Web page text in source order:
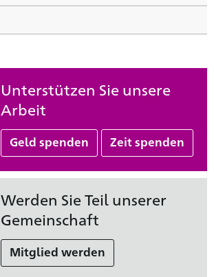
Unterstützen Sie unsere
Arbeit
Geld spenden Zeit spenden
Werden Sie Teil unserer
Gemeinschaft
Mitglied werden